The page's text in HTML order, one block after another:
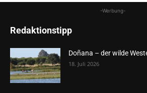
-Werbung-
Redaktionstipp
Doñana – der wilde
18. Juli 2026